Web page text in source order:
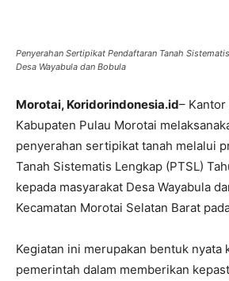
Penyerahan Sertipikat Pendaftaran Tanah
Desa Wayabula dan Bobula ‎
Morotai, Koridorindonesia.id–
Kabupaten Pulau Morotai
penyerahan sertipikat tanah melalui
Tanah Sistematis Lengkap (PTSL)
kepada masyarakat Desa Wayabula
Kecamatan Morotai Selatan Barat
Kegiatan ini merupakan bentuk nyata
pemerintah dalam memberikan